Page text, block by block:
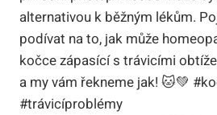
alternativou ⁤k⁣ běžným lékům.
podívat na to, jak‍ může
kočce ⁢zápasící s trávicími
​a my vám řekneme jak! 🐱💚
#trávicíproblémy